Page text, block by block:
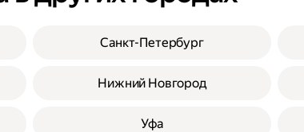
Санкт-Петербург
Нижний Новгород
Уфа